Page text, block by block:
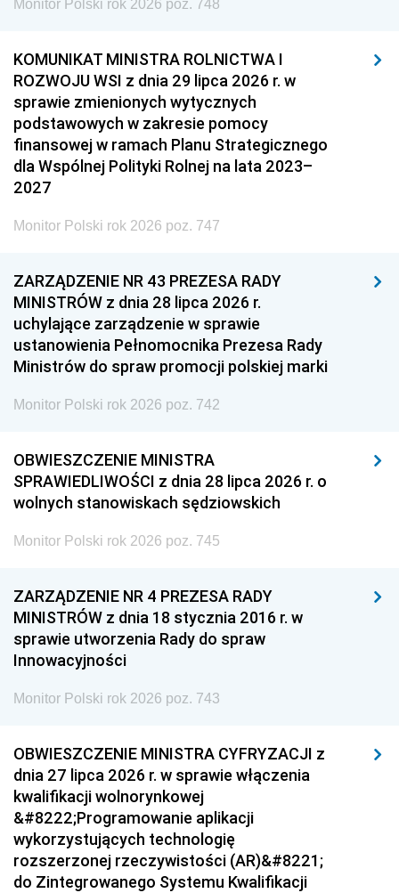
Monitor Polski rok 2026 poz. 748
KOMUNIKAT MINISTRA ROLNICTWA I
ROZWOJU WSI z dnia 29 lipca 2026 r. w
sprawie zmienionych wytycznych
podstawowych w zakresie pomocy
finansowej w ramach Planu Strategicznego
dla Wspólnej Polityki Rolnej na lata 2023–
2027
Monitor Polski rok 2026 poz. 747
ZARZĄDZENIE NR 43 PREZESA RADY
MINISTRÓW z dnia 28 lipca 2026 r.
uchylające zarządzenie w sprawie
ustanowienia Pełnomocnika Prezesa Rady
Ministrów do spraw promocji polskiej marki
Monitor Polski rok 2026 poz. 742
OBWIESZCZENIE MINISTRA
SPRAWIEDLIWOŚCI z dnia 28 lipca 2026 r. o
wolnych stanowiskach sędziowskich
Monitor Polski rok 2026 poz. 745
ZARZĄDZENIE NR 4 PREZESA RADY
MINISTRÓW z dnia 18 stycznia 2016 r. w
sprawie utworzenia Rady do spraw
Innowacyjności
Monitor Polski rok 2026 poz. 743
OBWIESZCZENIE MINISTRA CYFRYZACJI z
dnia 27 lipca 2026 r. w sprawie włączenia
kwalifikacji wolnorynkowej
&#8222;Programowanie aplikacji
wykorzystujących technologię
rozszerzonej rzeczywistości (AR)&#8221;
do Zintegrowanego Systemu Kwalifikacji